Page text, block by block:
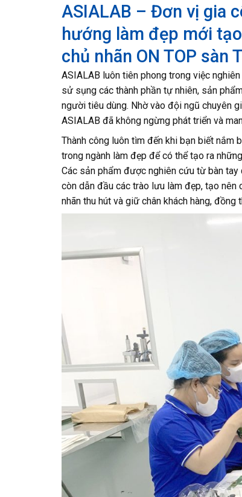
ASIALAB – Đơn vị gia
hướng làm đẹp mới
chủ nhãn ON TOP sàn
ASIALAB luôn tiên phong trong việc
sử sụng các thành phần tự nhiên, sản
người tiêu dùng. Nhờ vào đội ngũ chuyên
ASIALAB đã không ngừng phát triển và
Thành công luôn tìm đến khi bạn biết nắm
trong ngành làm đẹp để có thể tạo ra
Các sản phẩm được nghiên cứu từ bàn
còn dẫn đầu các trào lưu làm đẹp, tạo
nhãn thu hút và giữ chân khách hàng,